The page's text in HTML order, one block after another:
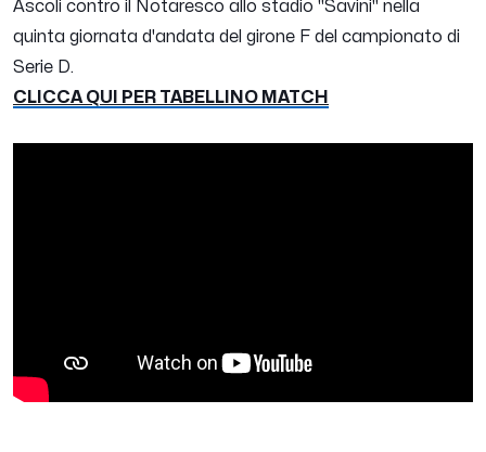
Ascoli contro il Notaresco allo stadio "Savini" nella
quinta giornata d'andata del girone F del campionato di
Serie D.
CLICCA QUI PER TABELLINO MATCH